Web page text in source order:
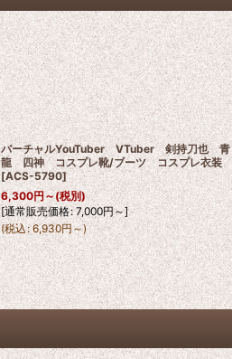
バーチャルYouTuber VTuber 剣持刀也 青
龍 四神 コスプレ靴/ブーツ コスプレ衣装
[ACS-5790]
6,300円～(税別)
[通常販売価格: 7,000円～]
(税込: 6,930円～)